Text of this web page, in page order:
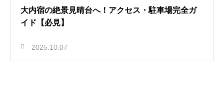
大内宿の絶景見晴台へ！アクセス・駐車場完全ガ
イド【必見】
2025.10.07